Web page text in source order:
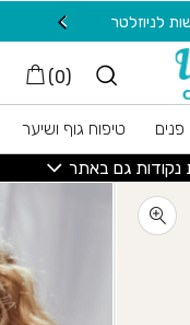
(
0
)
פנים
טיפוח גוף ושיער
נקודות גם באתר